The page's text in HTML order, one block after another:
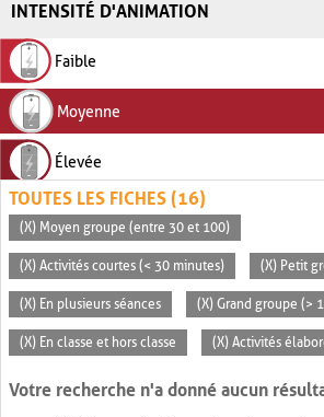
INTENSITÉ D'ANIMATION
Faible
Moyenne
Élevée
TOUTES LES FICHES (16)
(X) Moyen groupe (entre 30 et 100)
(X) Activités courtes (< 30 minutes) (X) Petit
(X) En plusieurs séances (X) Grand groupe (>
(X) En classe et hors classe (X) Activités
Votre recherche n'a donné aucun